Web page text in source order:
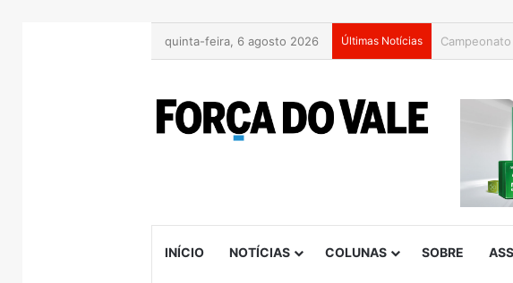
quinta-feira, 6 agosto 2026 Últimas Notícias
INÍCIO NOTÍCIAS COLUNAS SOBRE